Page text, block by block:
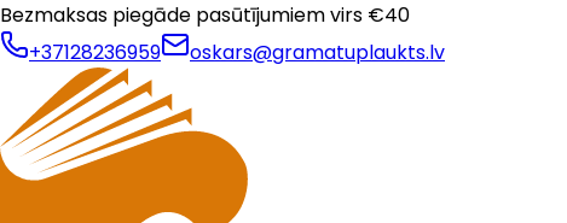
Bezmaksas piegāde pasūtījumiem virs €40
+37128236959
oskars@gramatuplaukts.lv